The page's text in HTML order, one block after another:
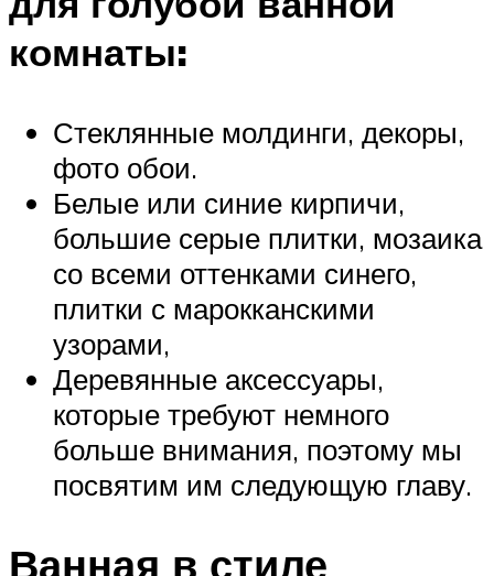
комнаты:
Стеклянные молдинги, декоры,
фото обои.
Белые или синие кирпичи,
большие серые плитки, мозаика
со всеми оттенками синего,
плитки с марокканскими
узорами,
Деревянные аксессуары,
которые требуют немного
больше внимания, поэтому мы
посвятим им следующую главу.
Ванная в стиле